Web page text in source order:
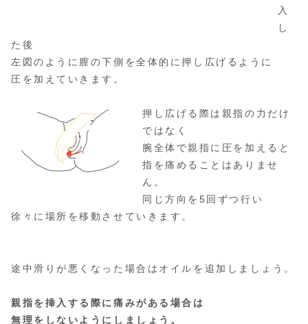
入
し
た後
左図のように膣の下側を全体的に押し広げるように
圧を加えていきます。
押し広げる際は親指の力だけ
ではなく
腕全体で親指に圧を加えると
指を痛めることはありませ
ん。
同じ方向を5回ずつ行い
徐々に場所を移動させていきます。
途中滑りが悪くなった場合はオイルを追加しましょう。
親指を挿入する際に痛みがある場合は
無理をしないようにしましょう。